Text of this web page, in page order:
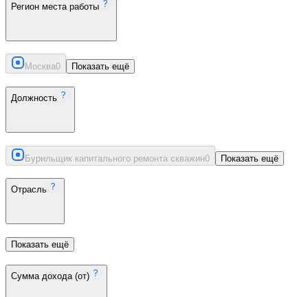
Регион места работы
Москва0 Показать ещё
Должность
Бурильщик капитального ремонта скважин0 Показать ещё
Отрасль
Показать ещё
Сумма дохода (от)